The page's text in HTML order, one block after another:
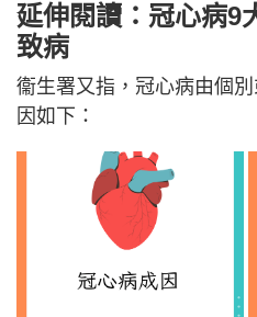
延伸閱讀：冠心病9
致病
衞生署又指，冠心病由個
因如下：